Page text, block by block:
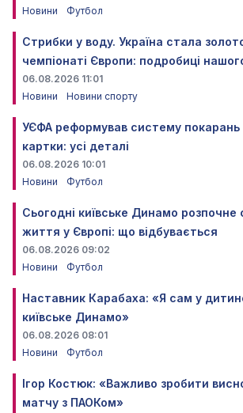
Новини
Футбол
Стрибки у воду. Україна стала
чемпіонаті Європи: подробиці
06.08.2026 11:01
Новини
Новини спорту
УЄФА реформував систему покарань
картки: усі деталі
06.08.2026 10:01
Новини
Футбол
Сьогодні київське Динамо розпочне
життя у Європі: що відбувається
06.08.2026 09:02
Новини
Футбол
Наставник Карабаха: «Я сам у
київське Динамо»
06.08.2026 08:01
Новини
Футбол
Ігор Костюк: «Важливо зробити
матчу з ПАОКом»